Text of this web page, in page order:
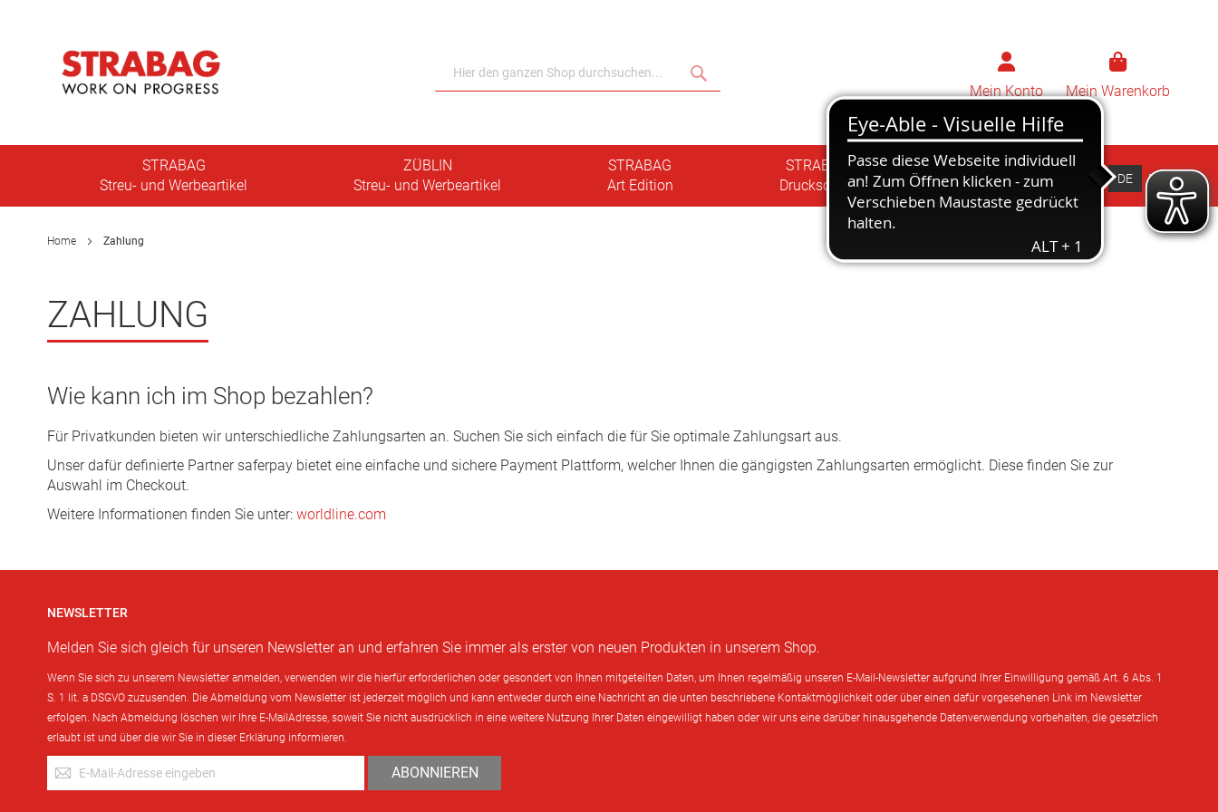
Inhalt
Navigation
Suche Suche Mein Konto Mein Warenkorb
STRABAG
Streu- und Werbeartikel
ZÜBLIN
Streu- und Werbeartikel
STRABAG
Art Edition
STRABAG
Drucksorten
ZÜBLIN
Drucksorten
DE EN
Home Zahlung
ZAHLUNG
Wie kann ich im Shop bezahlen?
Für Privatkunden bieten wir unterschiedliche Zahlungsarten an. Suchen Sie sich einfach die für Sie optimale Zahlungsart aus.
Unser dafür definierte Partner saferpay bietet eine einfache und sichere Payment Plattform, welcher Ihnen die gängigsten Zahlungsarten ermöglicht. Diese finden Sie zur
Auswahl im Checkout.
Weitere Informationen finden Sie unter: worldline.com
NEWSLETTER
Melden Sie sich gleich für unseren Newsletter an und erfahren Sie immer als erster von neuen Produkten in unserem Shop.
Wenn Sie sich zu unserem Newsletter anmelden, verwenden wir die hierfür erforderlichen oder gesondert von Ihnen mitgeteilten Daten, um Ihnen regelmäßig unseren E-Mail-Newsletter aufgrund Ihrer Einwilligung gemäß Art. 6 Abs. 1
S. 1 lit. a DSGVO zuzusenden. Die Abmeldung vom Newsletter ist jederzeit möglich und kann entweder durch eine Nachricht an die unten beschriebene Kontaktmöglichkeit oder über einen dafür vorgesehenen Link im Newsletter
erfolgen. Nach Abmeldung löschen wir Ihre E-MailAdresse, soweit Sie nicht ausdrücklich in eine weitere Nutzung Ihrer Daten eingewilligt haben oder wir uns eine darüber hinausgehende Datenverwendung vorbehalten, die gesetzlich
erlaubt ist und über die wir Sie in dieser Erklärung informieren.
Anmeldung
zum
ABONNIEREN